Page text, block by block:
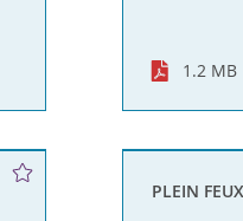
1.2 MB
PLEIN